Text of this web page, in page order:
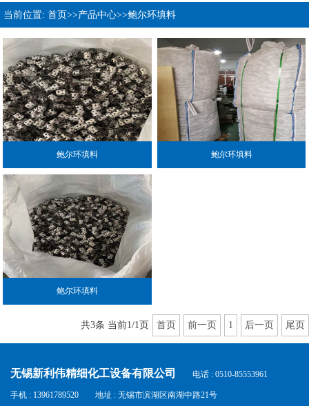
当前位置: 首页>>产品中心>>鲍尔环填料
鲍尔环填料 鲍尔环填料
鲍尔环填料
共3条 当前1/1页 首页 前一页 1 后一页 尾页
无锡新利伟精细化工设备有限公司 电话 : 0510-85553961
手机 : 13961789520 地址 : 无锡市滨湖区南湖中路21号